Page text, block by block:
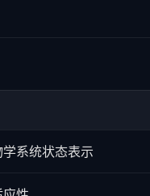
系统状态表示